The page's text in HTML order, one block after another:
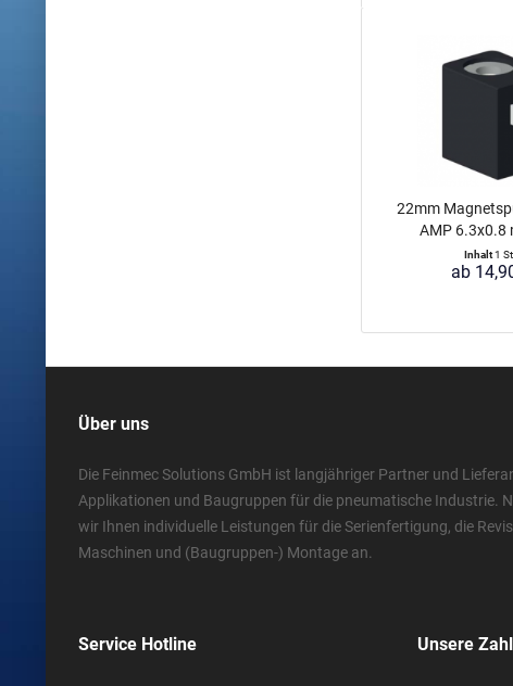
22mm
AMP 6.3x0.8
Inhalt1
ab
Über uns
Die Feinmec Solutions GmbH ist langjähriger Partner und
Applikationen und Baugruppen für die pneumatische Industrie.
wir Ihnen individuelle Leistungen für die Serienfertigung, die
Maschinen und (Baugruppen-) Montage an.
Service Hotline Unsere